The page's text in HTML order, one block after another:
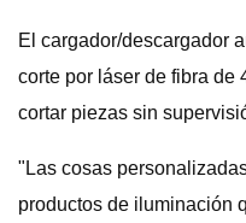
El cargador/descargador
corte por láser de fibra de
cortar piezas sin
"Las cosas
productos de iluminación